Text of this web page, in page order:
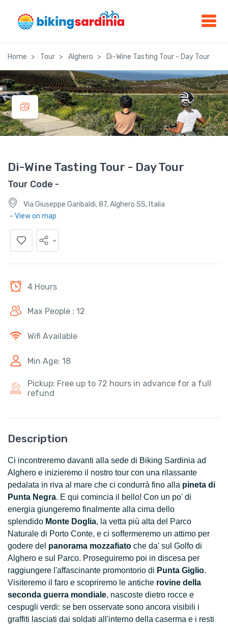
Home Tour Alghero Di-Wine Tasting Tour - Day Tour
Di-Wine Tasting Tour - Day Tour
Tour Code -
Via Giuseppe Garibaldi, 87, Alghero SS, Italia
- View on map
4 Hours
Max People : 12
Wifi Available
Min Age: 18
Pickup: Free up to 72 hours in advance for a full
refund
Description
Ci incontreremo davanti alla sede di Biking Sardinia ad
Alghero e inizieremo il nostro tour con una rilassante
pedalata in riva al mare che ci condurrà fino alla pineta di
Punta Negra. E qui comincia il bello! Con un po' di
energia giungeremo finalmente alla cima dello
splendido Monte Doglia, la vetta più alta del Parco
Naturale di Porto Conte, e ci soffermeremo un attimo per
godere del panorama mozzafiato che da' sul Golfo di
Alghero e sul Parco. Proseguiremo poi in discesa per
raggiungere l'affascinante promontorio di Punta Giglio.
Visiteremo il faro e scopriremo le antiche rovine della
seconda guerra mondiale, nascoste dietro rocce e
cespugli verdi: se ben osservate sono ancora visibili i
graffiti lasciati dai soldati all'interno della caserma e i resti